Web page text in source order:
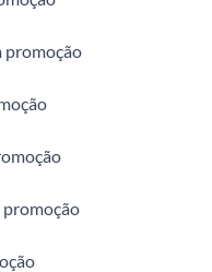
promoção
promoção